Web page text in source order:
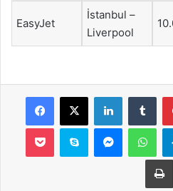
EasyJet
İstanbul –
Liverpool
Facebook
X LinkedIn
Pocket Skype Messenger